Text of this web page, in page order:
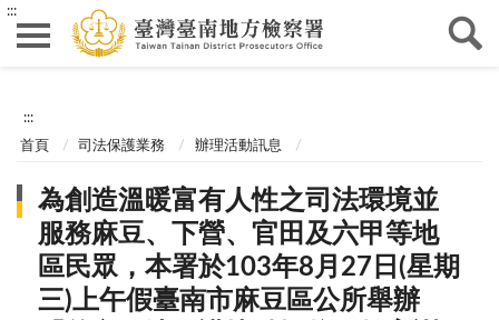
:::
:::
首頁 司法保護業務 辦理活動訊息
為創造溫暖富有人性之司法環境並
服務麻豆、下營、官田及六甲等地
區民眾，本署於103年8月27日(星期
三)上午假臺南市麻豆區公所舉辦